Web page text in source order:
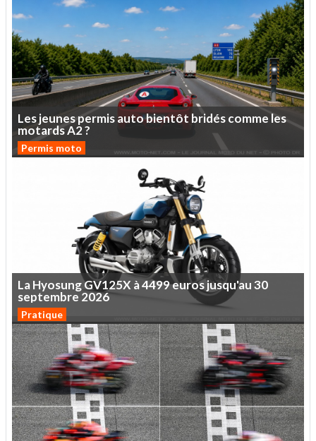
Lesjeunespermisautobientôt bridéscommeles
motardsA2?
Permis moto
LaHyosungGV125X à4499eurosjusqu'au30
septembre 2026
Pratique